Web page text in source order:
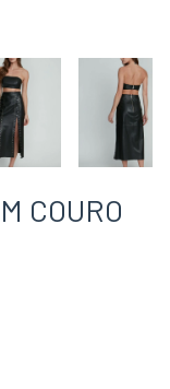
COURO